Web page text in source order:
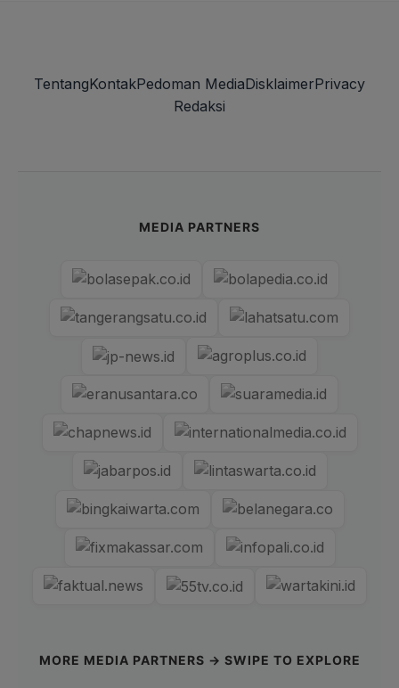
TentangKontakPedoman MediaDisklaimerPrivacy
Redaksi
MEDIA PARTNERS
MORE MEDIA PARTNERS → SWIPE TO EXPLORE